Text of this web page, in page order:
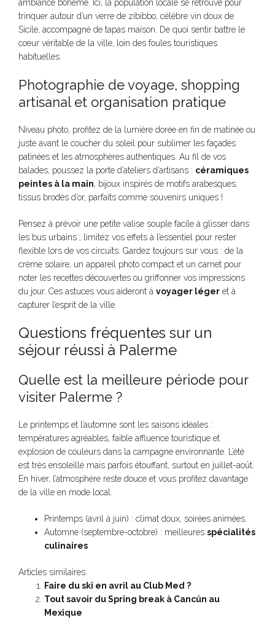
ambiance bohème. Ici, la population locale se retrouve pour
trinquer autour d’un verre de zibibbo, célèbre vin doux de
Sicile, accompagné de tapas maison. De quoi sentir battre le
cœur véritable de la ville, loin des foules touristiques
habituelles.
Photographie de voyage, shopping
artisanal et organisation pratique
Niveau photo, profitez de la lumière dorée en fin de matinée ou
juste avant le coucher du soleil pour sublimer les façades
patinées et les atmosphères authentiques. Au fil de vos
balades, poussez la porte d’ateliers d’artisans : céramiques
peintes à la main, bijoux inspirés de motifs arabesques,
tissus brodés d’or, parfaits comme souvenirs uniques !
Pensez à prévoir une petite valise souple facile à glisser dans
les bus urbains ; limitez vos effets à l’essentiel pour rester
flexible lors de vos circuits. Gardez toujours sur vous : de la
crème solaire, un appareil photo compact et un carnet pour
noter les recettes découvertes ou griffonner vos impressions
du jour. Ces astuces vous aideront à voyager léger et à
capturer l’esprit de la ville.
Questions fréquentes sur un
séjour réussi à Palerme
Quelle est la meilleure période pour
visiter Palerme ?
Le printemps et l’automne sont les saisons idéales :
températures agréables, faible affluence touristique et
explosion de couleurs dans la campagne environnante. L’été
est très ensoleillé mais parfois étouffant, surtout en juillet-août.
En hiver, l’atmosphère reste douce et vous profitez davantage
de la ville en mode local.
Printemps (avril à juin) : climat doux, soirées animées.
Automne (septembre-octobre) : meilleures spécialités
culinaires
Articles similaires:
Faire du ski en avril au Club Med ?
Tout savoir du Spring break à Cancún au
Mexique